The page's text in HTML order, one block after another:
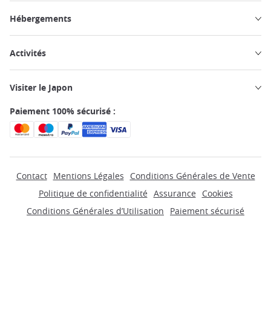
Hébergements
Activités
Visiter le Japon
Paiement 100% sécurisé :
Contact Mentions Légales
Conditions Générales de Vente
Politique de confidentialité Assurance
Cookies
Conditions Générales d’Utilisation
Paiement sécurisé